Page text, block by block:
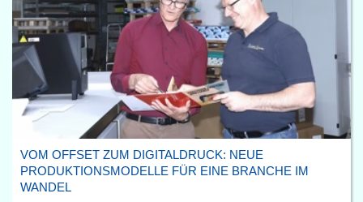
VOM OFFSET ZUM DIGITALDRUCK: NEUE
PRODUKTIONSMODELLE FÜR EINE BRANCHE IM
WANDEL